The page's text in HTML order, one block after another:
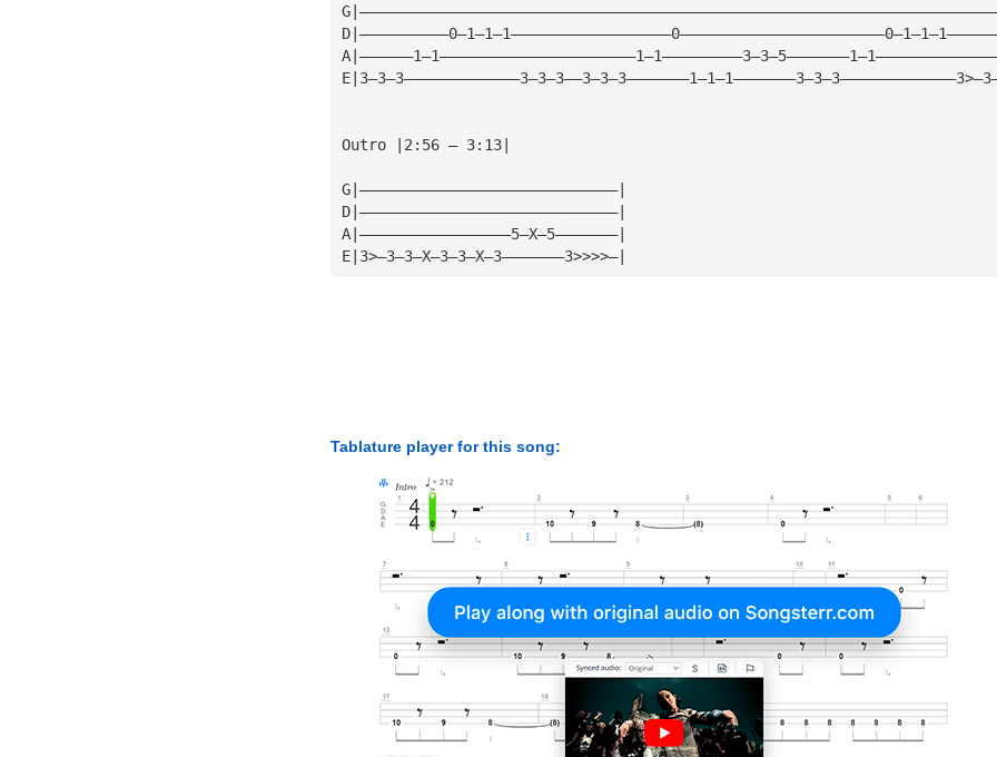
Outro |2:56 — 3:13|
G|—————————————————————————————|
D|—————————————————————————————|
A|—————————————————5—X—5———————|
E|3>—3—3—X—3—3—X—3———————3>>>>—|
Tablature player for this song: